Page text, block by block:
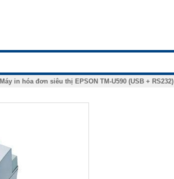
Máy in hóa đơn siêu thị EPSON TM-U590 (USB + RS232)